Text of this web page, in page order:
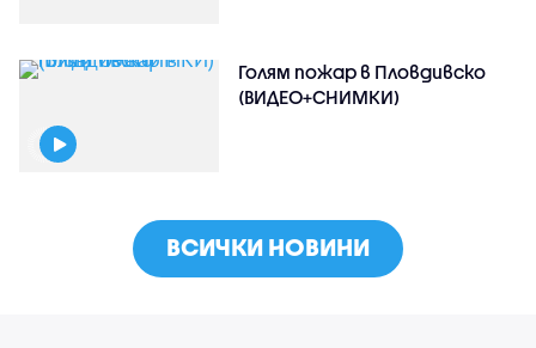
Голям пожар в Пловдивско
(ВИДЕО+СНИМКИ)
ВСИЧКИ НОВИНИ